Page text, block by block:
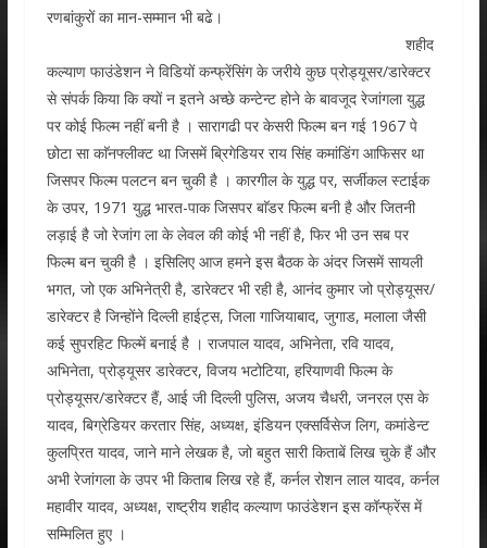
रणबांकुरों का मान-सम्मान भी बढे।
शहीद
कल्याण फाउंडेशन ने विडियों कन्फ्रेंसिंग के जरीये कुछ प्रोड्यूसर/डारेक्टर
से संपर्क किया कि क्यों न इतने अच्छे कन्टेन्ट होने के बावजूद रेजांगला युद्ध
पर कोई फिल्म नहीं बनी है । सारागढी पर केसरी फिल्म बन गई 1967 पे
छोटा सा काॅनफ्लीक्ट था जिसमें ब्रिगेडियर राय सिंह कमांडिंग आफिसर था
जिसपर फिल्म पलटन बन चुकी है । कारगील के युद्ध पर, सर्जीकल स्टाईक
के उपर, 1971 युद्ध भारत-पाक जिसपर बाॅडर फिल्म बनी है और जितनी
लड़ाई है जो रेजांग ला के लेवल की कोई भी नहीं है, फिर भी उन सब पर
फिल्म बन चुकी है । इसिलिए आज हमने इस बैठक के अंदर जिसमें सायली
भगत, जो एक अभिनेत्री है, डारेक्टर भी रही है, आनंद कुमार जो प्रोड्यूसर/
डारेक्टर है जिन्होंने दिल्ली हाईट्स, जिला गाजियाबाद, जुगाड, मलाला जैसी
कई सुपरहिट फिल्में बनाई है । राजपाल यादव, अभिनेता, रवि यादव,
अभिनेता, प्रोड्यूसर डारेक्टर, विजय भटोटिया, हरियाणवी फिल्म के
प्रोड्यूसर/डारेक्टर हैं, आई जी दिल्ली पुलिस, अजय चैधरी, जनरल एस के
यादव, बिग्रेडियर करतार सिंह, अध्यक्ष, इंडियन एक्सर्विसेज लिग, कमांडेन्ट
कुलप्रित यादव, जाने माने लेखक है, जो बहुत सारी किताबें लिख चुके हैं और
अभी रेजांगला के उपर भी किताब लिख रहे हैं, कर्नल रोशन लाल यादव, कर्नल
महावीर यादव, अध्यक्ष, राष्ट्रीय शहीद कल्याण फाउंडेशन इस कॉन्फ्रेंस में
सम्मिलित हुए ।